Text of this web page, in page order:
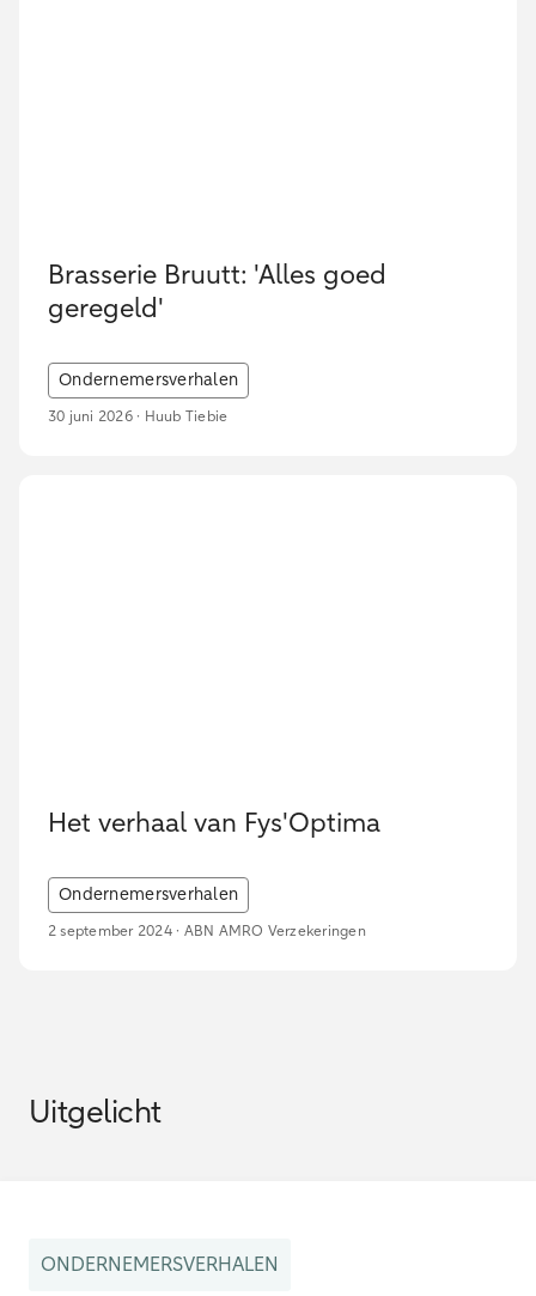
Brasserie Bruutt: 'Alles goed
geregeld'
Ondernemersverhalen
30 juni 2026 · Huub Tiebie
Het verhaal van Fys'Optima
Ondernemersverhalen
2 september 2024 · ABN AMRO Verzekeringen
Uitgelicht
ONDERNEMERSVERHALEN